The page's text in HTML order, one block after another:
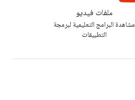
ملفات فيديو
مشاهدة البرامج التعليمية لبرمجة
التطبيقات